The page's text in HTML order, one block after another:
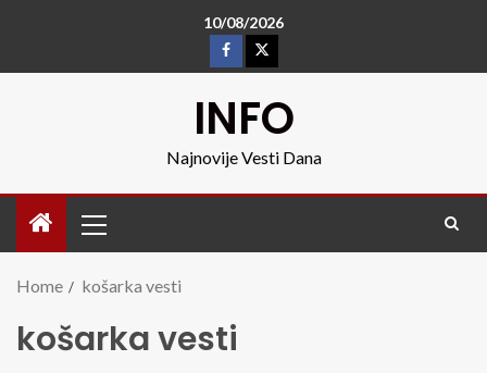
10/08/2026
INFO
Najnovije Vesti Dana
Home košarka vesti
košarka vesti